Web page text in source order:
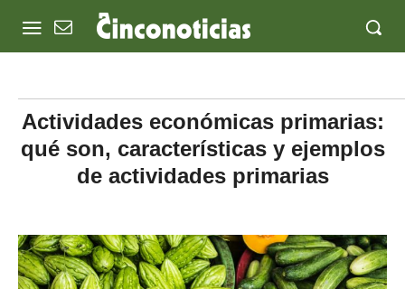
Actividades económicas primarias:
qué son, características y ejemplos
de actividades primarias